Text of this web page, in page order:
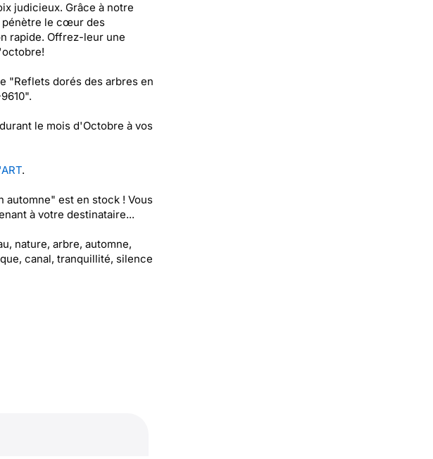
judicieux. Grâce à notre
pénètre le cœur des
rapide. Offrez-leur une
"Reflets dorés des arbres en
le mois d'Octobre à vos
.
est en stock ! Vous
à votre destinataire...
nature, arbre, automne,
canal, tranquillité, silence